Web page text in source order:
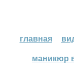
главная
маникюр